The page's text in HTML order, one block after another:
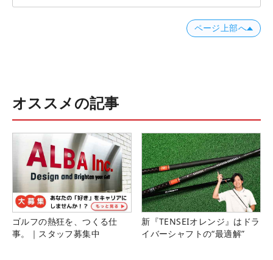
ページ上部へ
オススメの記事
ゴルフの熱狂を、つくる仕
事。｜スタッフ募集中
新『TENSEIオレンジ』はドラ
イバーシャフトの“最適解”